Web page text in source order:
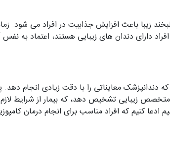
زیبا باعث افزایش جذابیت در افراد می شود.
دارای دندان های زیبایی هستند، اعتماد به
معایناتی را با دقت زیادی انجام
زیبایی تشخیص دهد، که بیمار از شرایط
ادعا کنیم که افراد مناسب برای انجام درمان